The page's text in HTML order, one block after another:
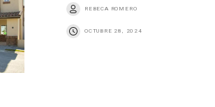
REBECA ROMERO
OCTUBRE 28, 2024